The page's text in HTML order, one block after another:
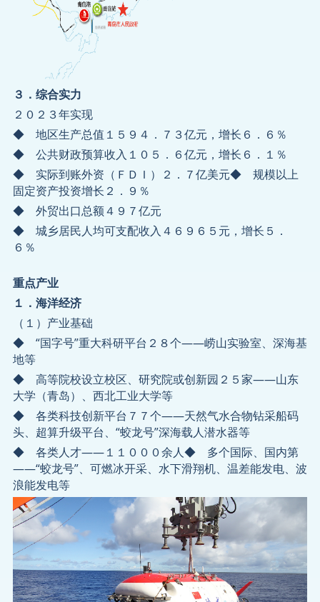
３．综合实力
２０２３年实现
◆ 地区生产总值１５９４．７３亿元，增长６．６％
◆ 公共财政预算收入１０５．６亿元，增长６．１％
◆ 实际到账外资（ＦＤＩ）２．７亿美元◆ 规模以上
固定资产投资增长２．９％
◆ 外贸出口总额４９７亿元
◆ 城乡居民人均可支配收入４６９６５元，增长５．
６％
重点产业
１．海洋经济
（１）产业基础
◆ “国字号”重大科研平台２８个——崂山实验室、深海基
地等
◆ 高等院校设立校区、研究院或创新园２５家——山东
大学（青岛）、西北工业大学等
◆ 各类科技创新平台７７个——天然气水合物钻采船码
头、超算升级平台、“蛟龙号”深海载人潜水器等
◆ 各类人才——１１０００余人◆ 多个国际、国内第
——“蛟龙号”、可燃冰开采、水下滑翔机、温差能发电、波
浪能发电等